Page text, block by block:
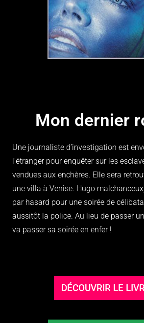
Mon dernier
Une journaliste d’investigation est
l’étranger pour enquêter sur les
vendues aux enchères. Elle sera
une villa à Venise. Hugo
par hasard pour une soirée de
aussitôt la police. Au lieu de passer
va passer sa soirée en enfer !
DÉCOUVRIR LE